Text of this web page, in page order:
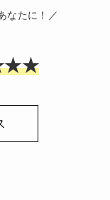
なたに！／